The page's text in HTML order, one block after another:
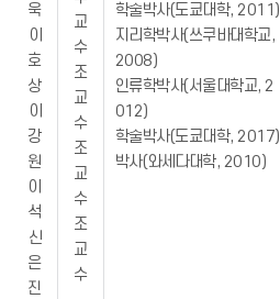
욱
이
호
상
이
강
원
이
석
신
은
진
교
수
조
교
수
조
교
수
조
교
수
학술박사(도쿄대학, 2011)
지리학박사(쓰쿠바대학교,
2008)
인류학박사(서울대학교, 2
012)
학술박사(도쿄대학, 2017)
박사(와세다대학, 2010)